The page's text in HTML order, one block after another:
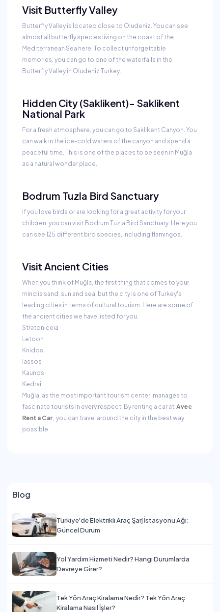
Visit Butterfly Valley
Butterfly Valley is located close to Oludeniz. You can see
almost all butterfly species living on the coast of the
Mediterranean Sea here. To collect unforgettable
memories, you can go to one of the waterfalls in the
Butterfly Valley in Oludeniz Turkey.
Hidden City (Saklikent)- Saklikent
National Park
For a fresh atmosphere, you can go to Saklikent Canyon. You
can walk in the ice-cold waters of the canyon and spend a
peaceful time. This is one of the places to be seen in Muğla
as a natural wonder place.
Bodrum Tuzla Bird Sanctuary
If you love birds or are looking for a great activity for your
children, you can visit Bodrum Tuzla Bird Sanctuary. Here you
can see 125 different bird species, including flamingos.
Visit Ancient Cities
When you think of Muğla, the first thing that comes to your
mind is sand, sun and sea, but the city is one of Turkey's
leading cities in terms of cultural tourism. Here are some of
the ancient cities we have listed for you.
Stratoniceia
Letoon
Knidos
Iassos
Kaunos
Kedrai
Muğla, as the most important tourism center, manages to
fascinate tourists in every respect. By renting a car at Avec
Rent a Car, you can travel around the city in the best way
possible.
Blog
Türkiye'de Elektrikli Araç Şarj İstasyonu Ağı:
Güncel Durum
Yol Yardım Hizmeti Nedir? Hangi Durumlarda
Devreye Girer?
Tek Yön Araç Kiralama Nedir? Tek Yön Araç
Kiralama Nasıl İşler?